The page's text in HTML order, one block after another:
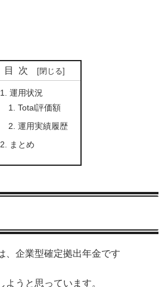
目次
運用状況
Total評価額
運用実績履歴
まとめ
、企業型確定拠出年金です
うと思っています。